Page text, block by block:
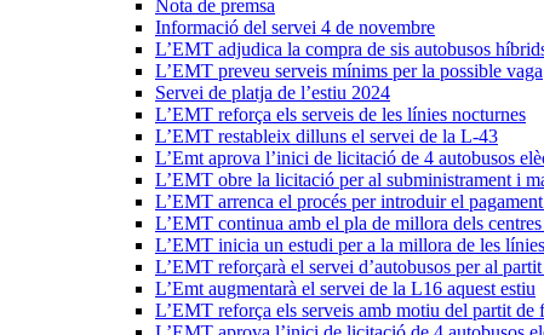
Nota de premsa
Informació del servei 4 de novembre
L’EMT adjudica la compra de sis autobusos
L’EMT preveu serveis mínims per la possible vaga
Servei de platja de l’estiu 2024
L’EMT reforça els serveis de les línies nocturnes
L’EMT restableix dilluns el servei de la L-43
L’Emt aprova l’inici de licitació de 4 autobusos
L’EMT obre la licitació per al subministrament i
L’EMT arrenca el procés per introduir el
L’EMT continua amb el pla de millora dels
L’EMT inicia un estudi per a la millora de les
L’EMT reforçarà el servei d’autobusos per al
L’Emt augmentarà el servei de la L16 aquest estiu
L’EMT reforça els serveis amb motiu del partit de